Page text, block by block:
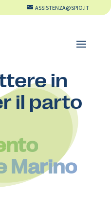
ASSISTENZA@SPIO.IT
in
il parto
Marino